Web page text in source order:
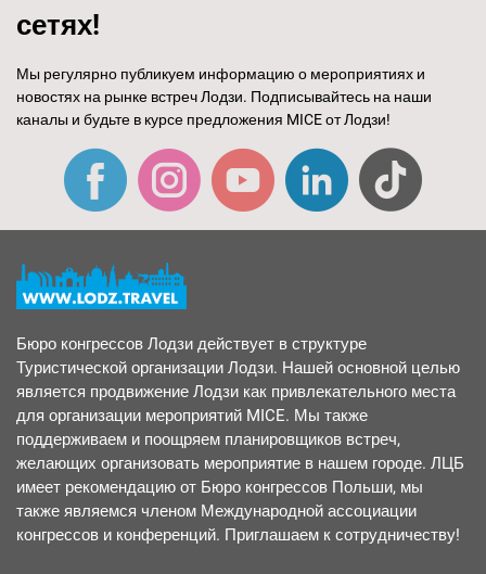
сетях!
Мы регулярно публикуем информацию о мероприятиях и
новостях на рынке встреч Лодзи. Подписывайтесь на наши
каналы и будьте в курсе предложения MICE от Лодзи!
Бюро конгрессов Лодзи действует в структуре
Туристической организации Лодзи. Нашей основной целью
является продвижение Лодзи как привлекательного места
для организации мероприятий MICE. Мы также
поддерживаем и поощряем планировщиков встреч,
желающих организовать мероприятие в нашем городе. ЛЦБ
имеет рекомендацию от Бюро конгрессов Польши, мы
также являемся членом Международной ассоциации
конгрессов и конференций. Приглашаем к сотрудничеству!